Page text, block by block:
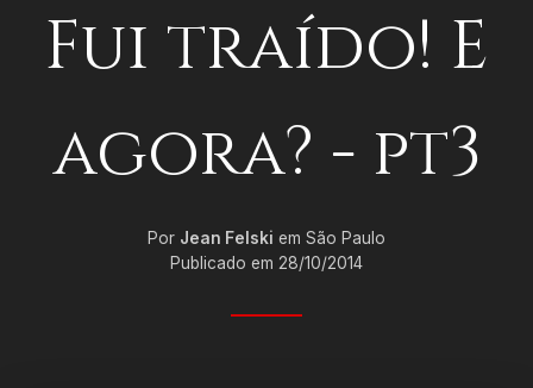
Fui traído! E
agora? - pt3
Por Jean Felski em São Paulo
Publicado em 28/10/2014